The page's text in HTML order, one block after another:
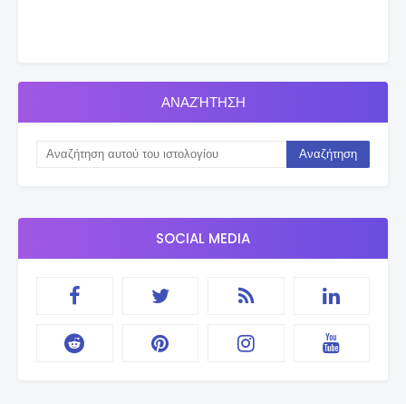
ΑΝΑΖΉΤΗΣΗ
SOCIAL MEDIA